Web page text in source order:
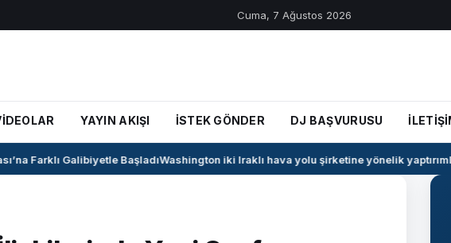
Cuma, 7 Ağustos 2026
YAYIN AKIŞI İSTEK GÖNDER DJ BAŞVURUSU
Farklı Galibiyetle BaşladıWashington iki Iraklı hava yolu şirketine yönelik